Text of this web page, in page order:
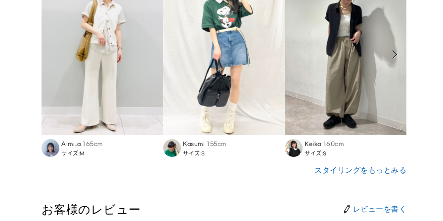
Aimi_a 165cm
サイズ:M
Kasumi 155cm
サイズ:S
Keika 160cm
サイズ:S
スタイリングをもっとみる
お客様のレビュー レビューを書く